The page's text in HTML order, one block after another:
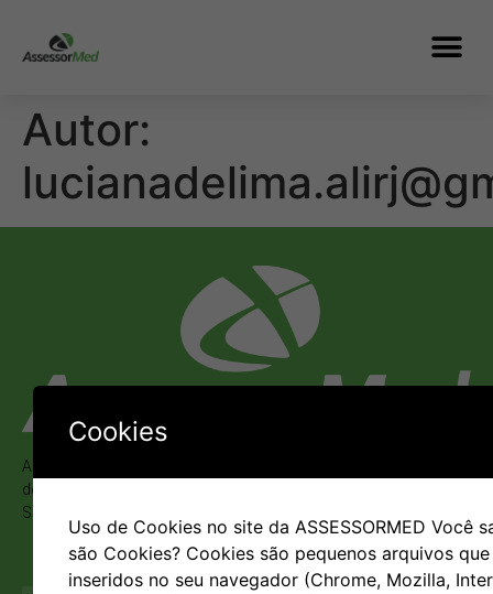
Autor:
A AssessorMed é uma empresa sólida que está no mercado
desde 1995, com atendimento nas áreas de Saúde, Medicina e
Segurança do Trabalho.
Cookies
Uso de Cookies no site da ASSESSORMED Você
são Cookies? Cookies são pequenos arquivos
inseridos no seu navegador (Chrome, Mozilla,